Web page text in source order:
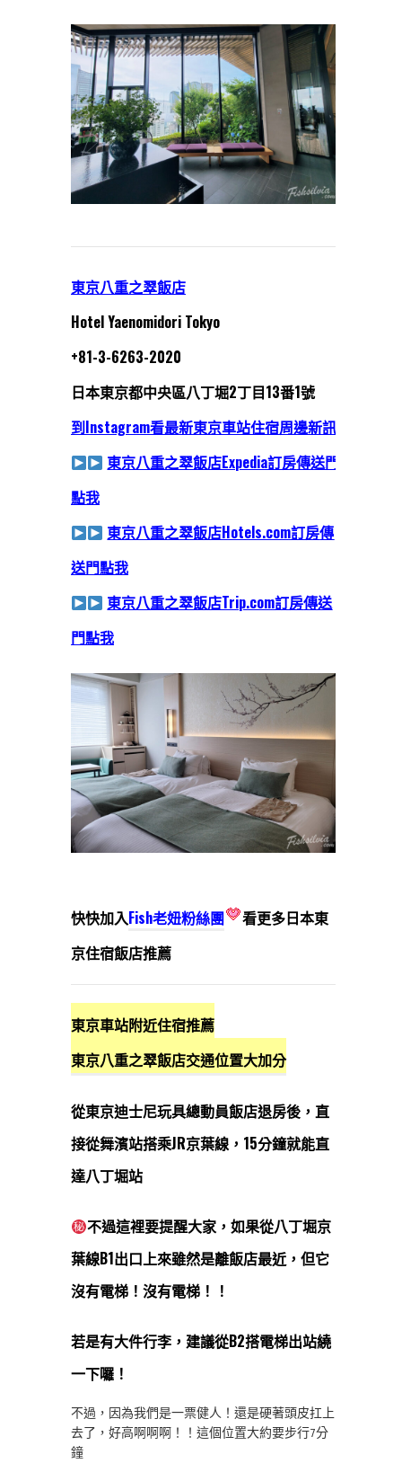
東京八重之翠飯店
Hotel Yaenomidori Tokyo
+81-3-6263-2020
日本東京都中央區八丁堀2丁目13番1號
到Instagram看最新東京車站住宿周邊新訊
東京八重之翠飯店Expedia訂房傳送門
點我
東京八重之翠飯店Hotels.com訂房傳
送門點我
東京八重之翠飯店Trip.com訂房傳送
門點我
快快加入Fish老妞粉絲團
看更多日本東
京住宿飯店推薦
東京車站附近住宿推薦
東京八重之翠飯店交通位置大加分
從東京迪士尼玩具總動員飯店退房後，直
接從舞濱站搭乘JR京葉線，15分鐘就能直
達八丁堀站
不過這裡要提醒大家，如果從八丁堀京
葉線B1出口上來雖然是離飯店最近，但它
沒有電梯！沒有電梯！！
若是有大件行李，建議從B2搭電梯出站繞
一下囉！
不過，因為我們是一票健人！還是硬著頭皮扛上
去了，好高啊啊啊！！這個位置大約要步行7分
鐘